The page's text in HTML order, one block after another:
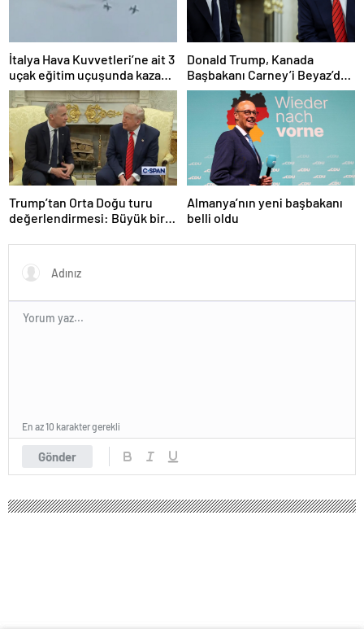
İtalya Hava Kuvvetleri’ne ait 3
uçak eğitim uçuşunda kaza
yaptı
Donald Trump, Kanada
Başbakanı Carney’i Beyaz’da
ağırladı
Trump’tan Orta Doğu turu
değerlendirmesi: Büyük bir
Almanya’nın yeni başbakanı
belli oldu
Gönder
En az 10 karakter gerekli